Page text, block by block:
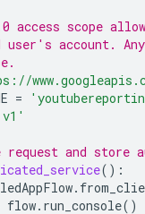
access scope
user's account.
=
request and store
():
.
flow. run_console()